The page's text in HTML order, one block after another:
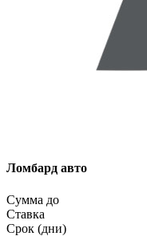
Ломбард авто
Сумма до
Ставка
Срок (дни)